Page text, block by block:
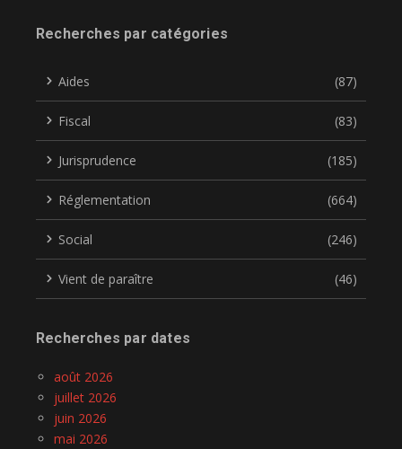
Recherches par catégories
Aides (87)
Fiscal (83)
Jurisprudence (185)
Réglementation (664)
Social (246)
Vient de paraître (46)
Recherches par dates
août 2026
juillet 2026
juin 2026
mai 2026